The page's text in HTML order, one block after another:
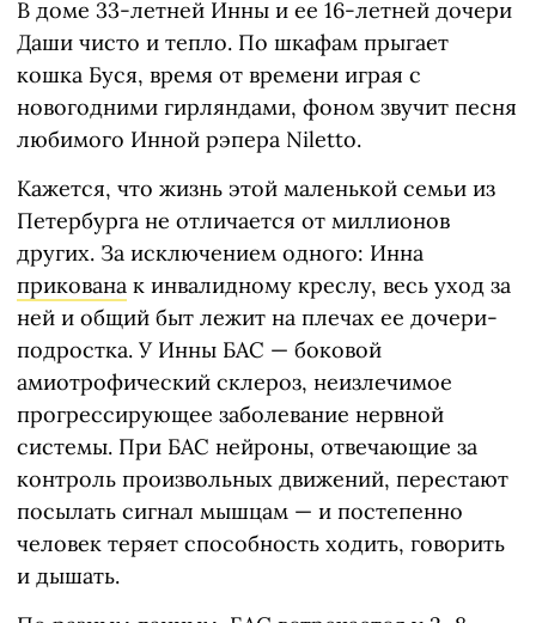
В доме 33-летней Инны и ее 16-летней дочери
Даши чисто и тепло. По шкафам прыгает
кошка Буся, время от времени играя с
новогодними гирляндами, фоном звучит песня
любимого Инной рэпера Niletto.
Кажется, что жизнь этой маленькой семьи из
Петербурга не отличается от миллионов
других. За исключением одного: Инна
прикована к инвалидному креслу, весь уход за
ней и общий быт лежит на плечах ее дочери-
подростка. У Инны БАС — боковой
амиотрофический склероз, неизлечимое
прогрессирующее заболевание нервной
системы. При БАС нейроны, отвечающие за
контроль произвольных движений, перестают
посылать сигнал мышцам — и постепенно
человек теряет способность ходить, говорить
и дышать.